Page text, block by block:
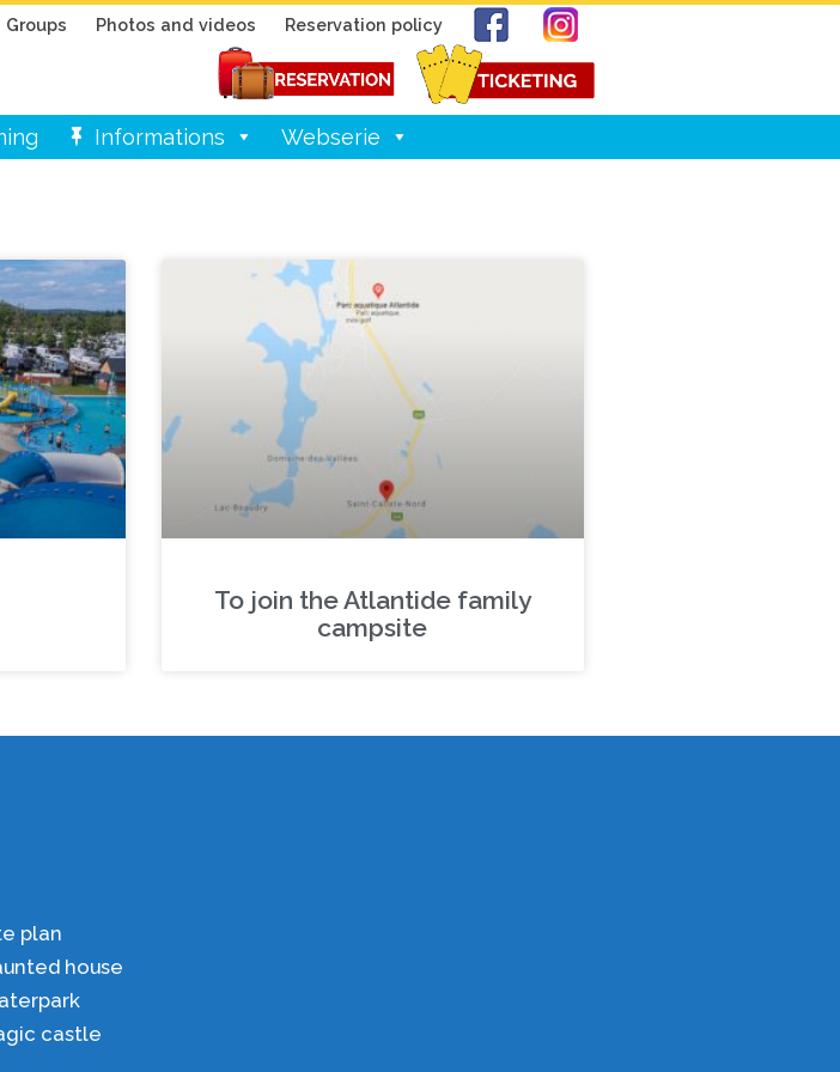
Groups Photos and videos Reservation policy
Informations Webserie
To join the Atlantide family
campsite
plan
house
castle